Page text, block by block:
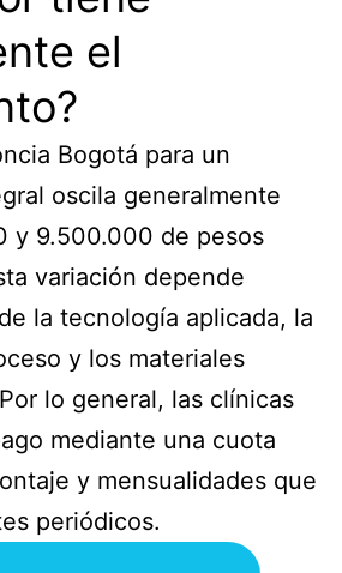
el
Bogotá para un
oscila generalmente
y 9.500.000 de pesos
variación depende
la tecnología aplicada, la
y los materiales
lo general, las clínicas
mediante una cuota
y mensualidades que
periódicos.